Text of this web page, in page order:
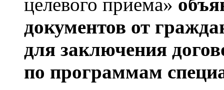
документов от
для заключения
по программам